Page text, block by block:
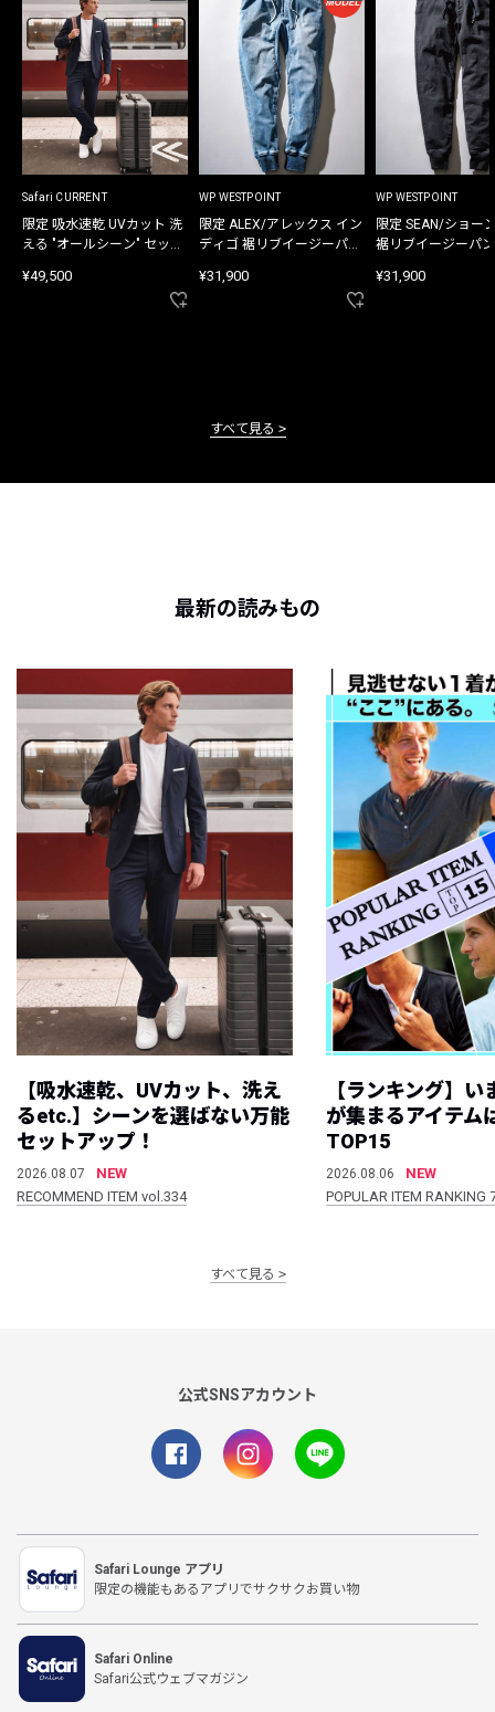
Safari CURRENT
限定 吸水速乾 UVカット 洗
える "オールシーン" セット
¥49,500
WP WESTPOINT
限定 ALEX/アレックス イン
ディゴ 裾リブイージーパン
¥31,900
WP WESTPOINT
限定 SEAN/ショー
裾リブイージーパ
¥31,900
すべて見る
最新の読みもの
【吸水速乾、UVカット、洗え
るetc.】シーンを選ばない万能
セットアップ！
2026.08.07
NEW
RECOMMEND ITEM vol.334
【ランキング】
が集まるアイテム
TOP15
2026.08.06
NEW
POPULAR ITEM
すべて見る
公式SNSアカウント
Safari Lounge アプリ
限定の機能もあるアプリでサクサクお買い物
Safari Online
Safari公式ウェブマガジン